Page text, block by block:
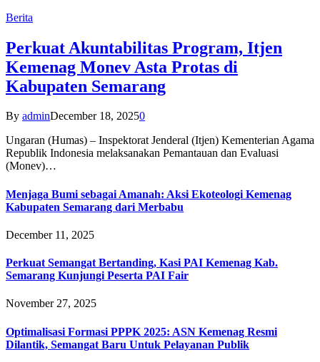
Berita
Perkuat Akuntabilitas Program, Itjen
Kemenag Monev Asta Protas di
Kabupaten Semarang
By adminDecember 18, 20250
Ungaran (Humas) – Inspektorat Jenderal (Itjen) Kementerian Agama
Republik Indonesia melaksanakan Pemantauan dan Evaluasi
(Monev)…
Menjaga Bumi sebagai Amanah: Aksi Ekoteologi Kemenag
Kabupaten Semarang dari Merbabu
December 11, 2025
Perkuat Semangat Bertanding, Kasi PAI Kemenag Kab.
Semarang Kunjungi Peserta PAI Fair
November 27, 2025
Optimalisasi Formasi PPPK 2025: ASN Kemenag Resmi
Dilantik, Semangat Baru Untuk Pelayanan Publik